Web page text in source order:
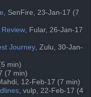
, SenFire, 23-Jan-17 (7
, Fular, 26-Jan-17
Journey, Zulu, 30-Jan-
min)
(7 min)
12-Feb-17 (7 min)
, vulp, 22-Feb-17 (4